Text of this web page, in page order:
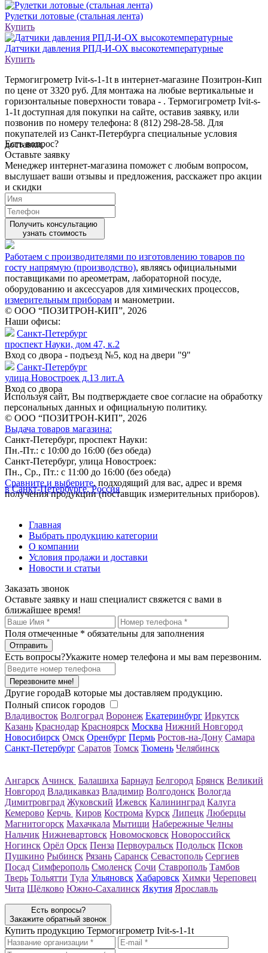
Рулетки лотовые (стальная лента)
Купить
Датчики давления РПД-И-ОХ высокотемпературные
Купить
Термогигрометр Ivit-s-1-1t в интернет-магазине Позитрон-Кип
по цене от 3320 руб. Для монтажа на любые вертикальные и
горизонтальные поверхности товара - . Термогигрометр Ivit-s-
1-1t доступная для покупки на сайте, оставив заявку, или
позвонив по номеру телефона: 8 (812) 298-28-58. Для
покупателей из Санкт-Петербурга специальные условия
доставки.
Есть вопрос?
Оставьте заявку
Менеджер интернет-магазина поможет с любым вопросом,
выслушает ваши отзывы и предложения, расскажет про акции
и скидки
Получить консультацию
узнать стоимость
Работаем с производителями по изготовлению товаров по
госту напрямую (производство), являясь официальными
поставщиками по ареометрам, лабораторной посуде,
оборудованию и аксессуаров для химических процессов,
измерительным приборам и манометрии.
© ООО “ПОЗИТРОН-КИП”, 2026
Наши офисы:
Санкт-Петербург
проспект Науки, дом 47, к.2
Вход со двора - подъезд №5, код на двери "9"
Санкт-Петербург
улица Новостроек д.13 лит.А
Вход со двора
Используя сайт, Вы подтверждаете свое согласие на обработку
персональных данных и официальную политику.
© ООО “ПОЗИТРОН-КИП”, 2026
Выдача товаров магазина:
Санкт-Петербург, проспект Науки:
Пн.-Пт.: с 10:00 до 16:00 (без обеда)
Санкт-Петербург, улица Новостроек:
Пн., Ср., Пт.: с 11:00 до 16:00 (без обеда)
Сравните и выберите, подходящий для вас, адрес и время
получения продукции (поставщик измерительных приборов).
в Санкт-Петербурге, Россия
Главная
Выбрать продукцию категории
О компании
Условия продажи и доставки
Новости и статьи
Заказать звонок
Оставьте заявку и наш специалист свяжется с вами в
ближайшее время!
Поля отмеченные * обязательны для заполнения
Есть вопросы?Укажите номер телефона и мы вам перезвоним.
Перезвоните мне!
Другие городаВ которые мы доставляем продукцию.
Полный список городов
Владивосток Волгоград Воронеж Екатеринбург Иркутск
Казань Краснодар Красноярск Москва Нижний Новгород
Новосибирск Омск Оренбург Пермь Ростов-на-Дону Самара
Санкт-Петербург Саратов Томск Тюмень Челябинск
Ангарск Ачинск Балашиха Барнаул Белгород Брянск Великий
Новгород Владикавказ Владимир Волгодонск Вологда
Димитровград Жуковский Ижевск Калининград Калуга
Кемерово Керчь Киров Кострома Курск Липецк Люберцы
Магнитогорск Махачкала Мытищи Набережные Челны
Нальчик Нижневартовск Новомосковск Новороссийск
Ногинск Орёл Орск Пенза Первоуральск Подольск Псков
Пушкино Рыбинск Рязань Саранск Севастополь Сергиев
Посад Симферополь Смоленск Сочи Ставрополь Тамбов
Тверь Тольятти Тула Ульяновск Хабаровск Химки Череповец
Чита Щёлково Южно-Сахалинск Якутия Ярославль
Есть вопросы?
Закажите обратный звонок
Купить продукцию Термогигрометр Ivit-s-1-1t